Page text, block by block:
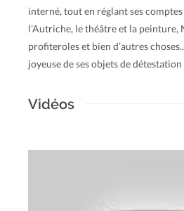
interné, tout en réglant ses
l’Autriche, le théâtre et la peinture,
profiteroles et bien d’autres
joyeuse de ses objets de
Vidéos